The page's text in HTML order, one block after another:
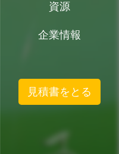
資源
企業情報
見積書をとる